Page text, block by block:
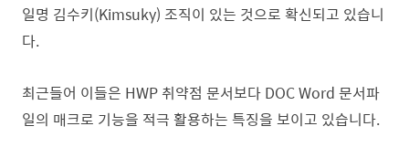
일명 김수키(Kimsuky) 조직이 있는 것으로 확신되고 있습니
다.
최근들어 이들은 HWP 취약점 문서보다 DOC Word 문서파
일의 매크로 기능을 적극 활용하는 특징을 보이고 있습니다.